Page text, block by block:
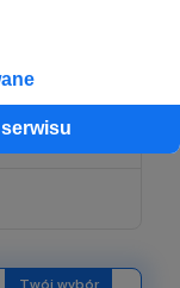
im też
na YT i